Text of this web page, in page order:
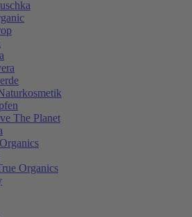
The Planet
Organics